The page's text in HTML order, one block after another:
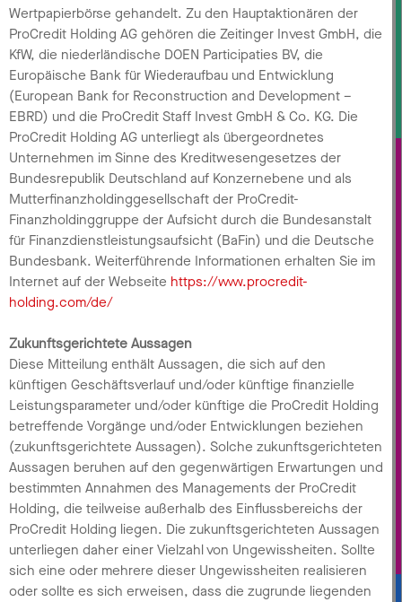
Wertpapierbörse gehandelt. Zu den Hauptaktionären der
ProCredit Holding AG gehören die Zeitinger Invest GmbH, die
KfW, die niederländische DOEN Participaties BV, die
Europäische Bank für Wiederaufbau und Entwicklung
(European Bank for Reconstruction and Development –
EBRD) und die ProCredit Staff Invest GmbH & Co. KG. Die
ProCredit Holding AG unterliegt als übergeordnetes
Unternehmen im Sinne des Kreditwesengesetzes der
Bundesrepublik Deutschland auf Konzernebene und als
Mutterfinanzholdinggesellschaft der ProCredit-
Finanzholdinggruppe der Aufsicht durch die Bundesanstalt
für Finanzdienstleistungsaufsicht (BaFin) und die Deutsche
Bundesbank. Weiterführende Informationen erhalten Sie im
Internet auf der Webseite https://www.procredit-
holding.com/de/
Zukunftsgerichtete Aussagen
Diese Mitteilung enthält Aussagen, die sich auf den
künftigen Geschäftsverlauf und/oder künftige finanzielle
Leistungsparameter und/oder künftige die ProCredit Holding
betreffende Vorgänge und/oder Entwicklungen beziehen
(zukunftsgerichtete Aussagen). Solche zukunftsgerichteten
Aussagen beruhen auf den gegenwärtigen Erwartungen und
bestimmten Annahmen des Managements der ProCredit
Holding, die teilweise außerhalb des Einflussbereichs der
ProCredit Holding liegen. Die zukunftsgerichteten Aussagen
unterliegen daher einer Vielzahl von Ungewissheiten. Sollte
sich eine oder mehrere dieser Ungewissheiten realisieren
oder sollte es sich erweisen, dass die zugrunde liegenden